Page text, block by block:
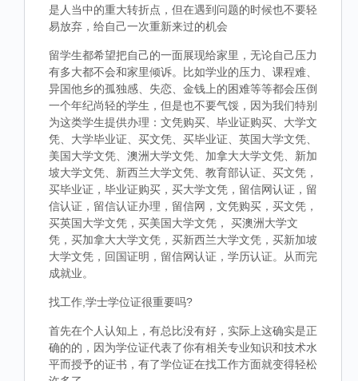
是人当中的重大转折点，但在遇到问题的时候也不要轻
易放弃，给自己一次重新来过的机会
留学生都希望把自己的一面展现给家里，无论自己压力
有多大都不会和家里倾诉。比如学业的压力、课程难、
异国他乡的孤独感、失恋、金钱上的困难等等都会压倒
一个年纪尚轻的学生，但是也不要气馁，因为我们特别
为这类学生提供办理：文凭购买、毕业证购买、大学文
凭、大学毕业证、买文凭、买毕业证、英国大学文凭、
美国大学文凭、澳洲大学文凭、加拿大大学文凭、新加
坡大学文凭、新西兰大学文凭、教育部认证、买文凭，
买毕业证，毕业证购买，买大学文凭，留信网认证，留
信认证，留信认证办理，留信网，文凭购买，买文凭，
买英国大学文凭，买美国大学文凭， 买澳洲大学文
凭，买加拿大大学文凭，买新西兰大学文凭，买新加坡
大学文凭，回国证明，留信网认证，学历认证。从而完
成就业。
找工作,学士学位证很重要吗?
首先在个人认知上，有总比没有好，实际上这确实是正
确的的，因为学位证代表了你有相关专业知识和技术水
平而授予的证书，有了学位证在找工作方面就变得轻松